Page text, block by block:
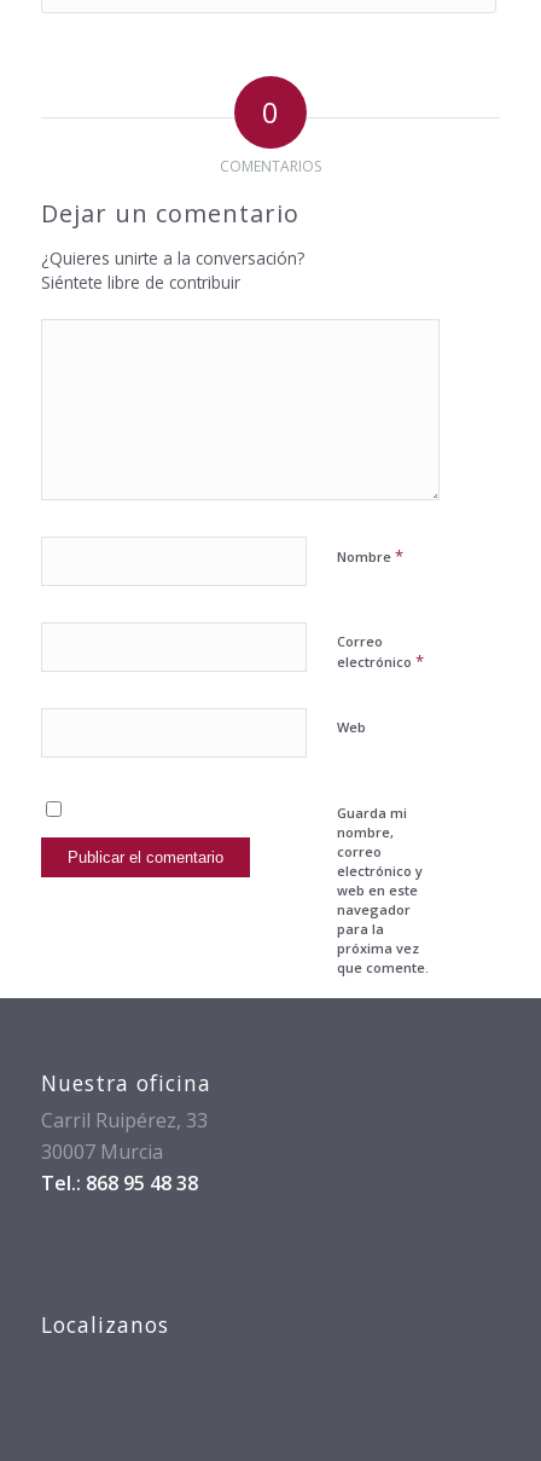
0
COMENTARIOS
Dejar un comentario
¿Quieres unirte a la conversación?
Siéntete libre de contribuir
Nombre *
Correo
electrónico *
Web
Guarda mi
nombre,
correo
electrónico y
web en este
navegador
para la
próxima vez
que comente.
Nuestra oficina
Carril Ruipérez, 33
30007 Murcia
Tel.: 868 95 48 38
Localizanos